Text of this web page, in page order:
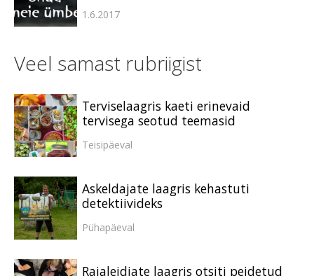
1.6.2017
Veel samast rubriigist
Terviselaagris kaeti erinevaid
tervisega seotud teemasid
Teisipäeval
Askeldajate laagris kehastuti
detektiivideks
Pühapäeval
Rajaleidjate laagris otsiti peidetud